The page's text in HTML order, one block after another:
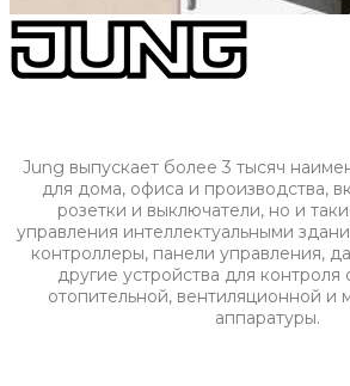
Jung выпускает более 3 тысяч
для дома, офиса и производства,
розетки и выключатели, но и
управления интеллектуальными
контроллеры, панели управления,
другие устройства для контроля
отопительной, вентиляционной и
аппаратуры.